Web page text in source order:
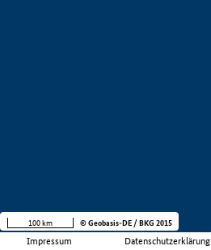
Impressum Datenschutzerklärung
100 km © Geobasis-DE / BKG 2015